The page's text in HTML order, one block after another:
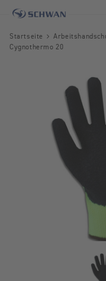
Startseite
Cygnothermo 20